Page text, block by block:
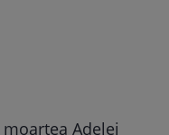
Adelei